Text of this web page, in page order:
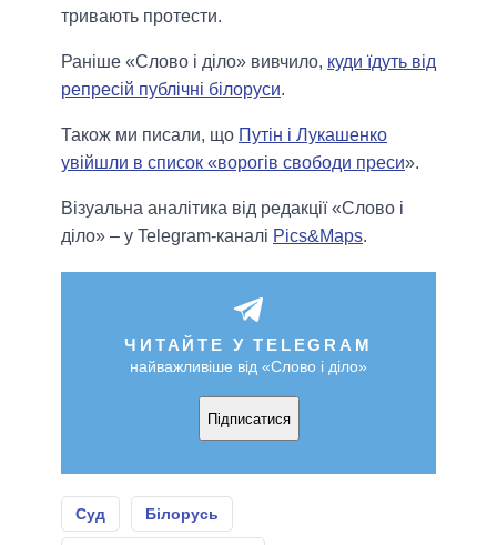
тривають протести.
Раніше «Слово і діло» вивчило, куди їдуть від
репресій публічні білоруси.
Також ми писали, що Путін і Лукашенко
увійшли в список «ворогів свободи преси».
Візуальна аналітика від редакції «Слово і
діло» – у Telegram-каналі Pics&Maps.
ЧИТАЙТЕ У TELEGRAM
найважливіше від «Слово і діло»
Підписатися
Суд Білорусь